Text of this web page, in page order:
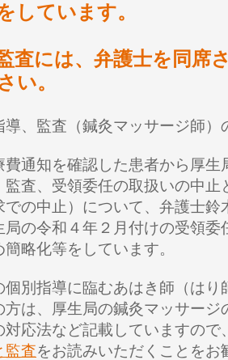
しています。
査には、弁護士を同席
い。
導、監査（鍼灸マッサージ師）
費通知を確認した患者から厚
監査、受領委任の取扱いの中
での中止）について、弁護士
局の令和４年２月付けの受領
略化等をしています。
個別指導に臨むあはき師（は
方は、厚生局の鍼灸マッサー
対応法など記載していますので
監査をお読みいただくことをお